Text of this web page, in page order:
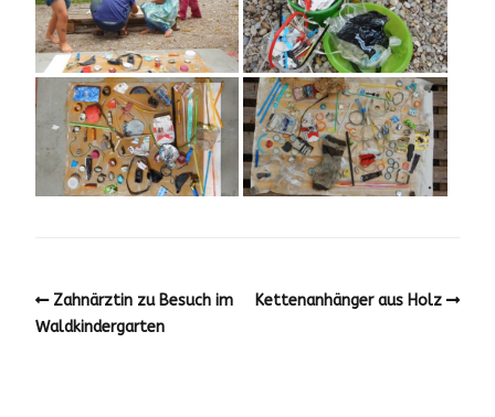
Zahnärztin zu Besuch im
Waldkindergarten
Kettenanhänger aus Holz